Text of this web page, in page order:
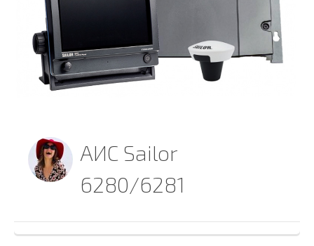
АИС Sailor
6280/6281